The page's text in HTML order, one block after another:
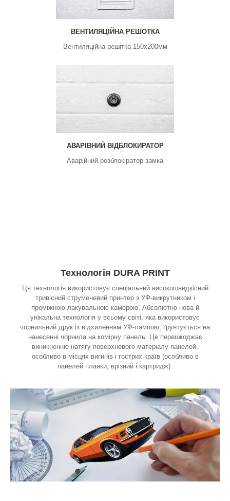
ВЕНТИЛЯЦІЙНА РЕШОТКА
Вентиляційна решітка 150x200мм
АВАРІВНИЙ ВІДБЛОКИРАТОР
Аварійний розблокіратор замка
Технологія DURA PRINT
Ця технологія використовує спеціальний високошвидкісний
тривісний струменевий принтер з УФ-викрутником і
проміжною лакувальною камерою. Абсолютно нова й
унікальна технологія у всьому світі, яка використовує
чорнильний друк із відхиленням УФ-лампою, ґрунтується на
нанесенні чорнила на комірну панель. Це перешкоджає
виникненню натягу поверхневого матеріалу панелей,
особливо в місцях вигинів і гострих країв (особливо в
панелей планки, врізний і картридж).